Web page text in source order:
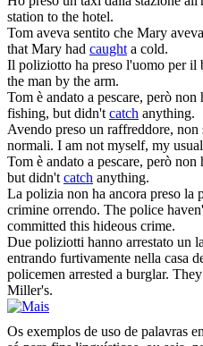
station to the hotel.
Tom aveva sentito che Mary aveva
that Mary had caughta cold.
Il poliziotto ha preso l'uomo per il
the man by the arm.
Tom è andato a pescare, però non
fishing, but didn'tcatch anything.
Avendo preso un raffreddore,
normali. I am not myself, my
Tom è andato a pescare, però non
but didn'tcatch anything.
La polizia non ha ancora preso la
crimine orrendo. The police
committed this hideous crime.
Due poliziotti hanno arrestato un
entrando furtivamente nella casa
policemen arrested a burglar. They
Miller's.
Os exemplos de uso de palavras